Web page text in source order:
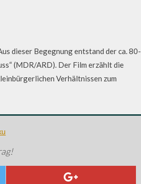
dieser Begegnung entstand der ca. 80-
(MDR/ARD). Der Film erzählt die
Verhältnissen zum